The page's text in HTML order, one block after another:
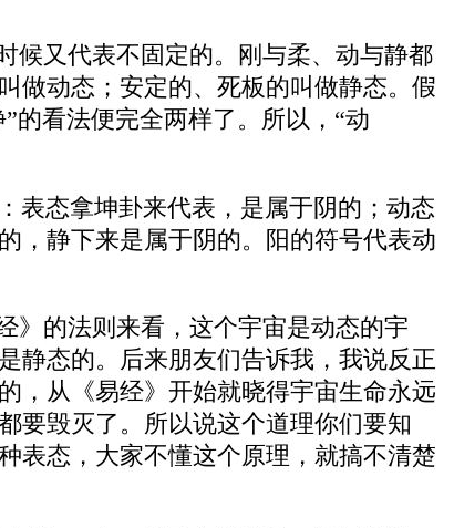
候又代表不固定的。刚与柔、动与静都
做动态；安定的、死板的叫做静态。假
的看法便完全两样了。所以，“动
表态拿坤卦来代表，是属于阴的；动态
，静下来是属于阴的。阳的符号代表动
的法则来看，这个宇宙是动态的宇
静态的。后来朋友们告诉我，我说反正
，从《易经》开始就晓得宇宙生命永远
要毁灭了。所以说这个道理你们要知
表态，大家不懂这个原理，就搞不清楚